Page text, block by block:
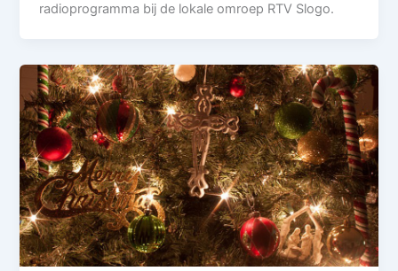
radioprogramma bij de lokale omroep RTV Slogo.